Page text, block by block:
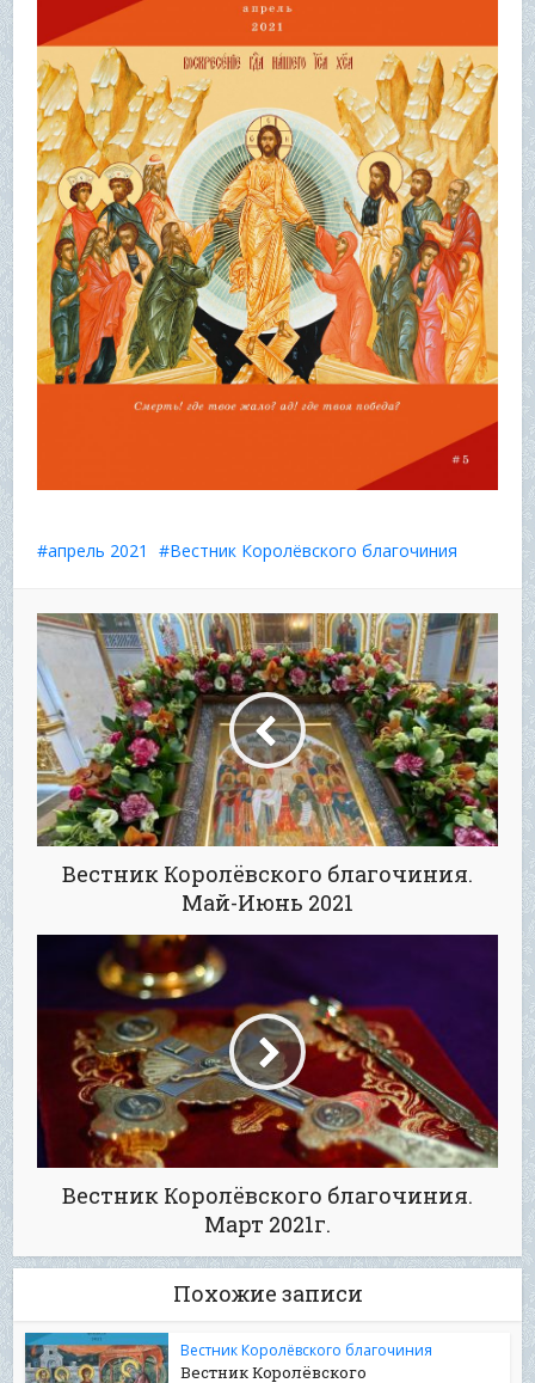
апрель 2021 Вестник Королёвского благочиния
Вестник Королёвского благочиния.
Май-Июнь 2021
Вестник Королёвского благочиния.
Март 2021г.
Похожие записи
Вестник Королёвского благочиния
Вестник Королёвского